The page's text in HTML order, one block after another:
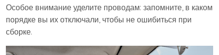
Особое внимание уделите проводам: запомните, в каком
порядке вы их отключали, чтобы не ошибиться при
сборке.